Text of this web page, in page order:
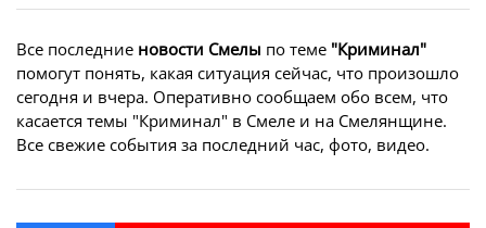
Все последние новости Смелы по теме "Криминал"
помогут понять, какая ситуация сейчас, что произошло
сегодня и вчера. Оперативно сообщаем обо всем, что
касается темы "Криминал" в Смеле и на Смелянщине.
Все свежие события за последний час, фото, видео.